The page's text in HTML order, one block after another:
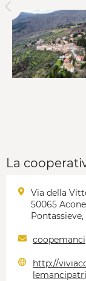
La
Via della
50065 Acone
http://